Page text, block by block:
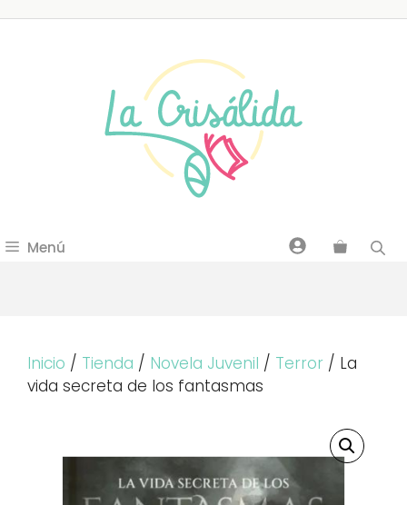
Menú
Inicio / Tienda / Novela Juvenil / Terror / La
vida secreta de los fantasmas